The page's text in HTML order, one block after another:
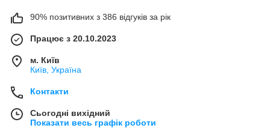
90% позитивних з 386 відгуків за рік
Працює з 20.10.2023
м. Київ
Київ, Україна
Контакти
Сьогодні вихідний
Показати весь графік роботи